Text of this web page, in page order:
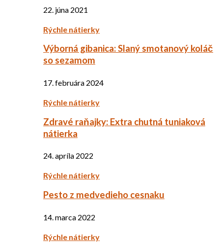
22. júna 2021
Rýchle nátierky
Výborná gibanica: Slaný smotanový koláč
so sezamom
17. februára 2024
Rýchle nátierky
Zdravé raňajky: Extra chutná tuniaková
nátierka
24. apríla 2022
Rýchle nátierky
Pesto z medvedieho cesnaku
14. marca 2022
Rýchle nátierky